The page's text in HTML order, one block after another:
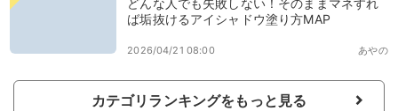
どんな人でも失敗しない！そのままマネすれ
ば垢抜けるアイシャドウ塗り方MAP
あやの
2026/04/21 08:00
カテゴリランキングをもっと見る